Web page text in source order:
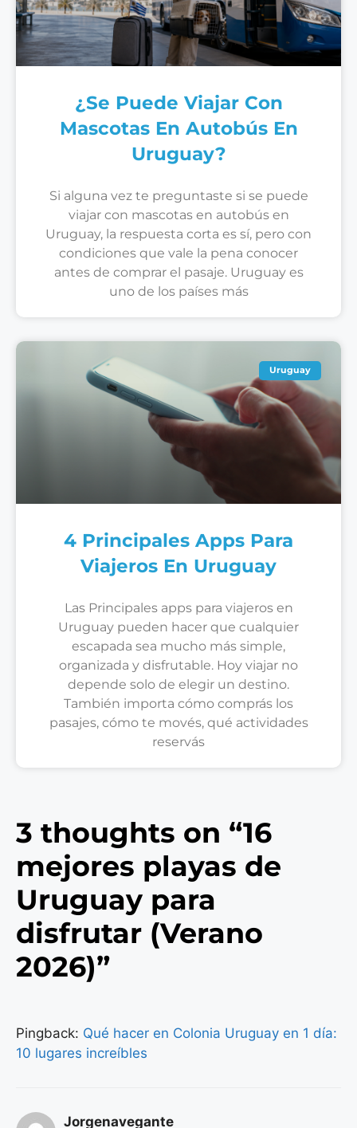
¿Se Puede Viajar Con
Mascotas En Autobús En
Uruguay?
Si alguna vez te preguntaste si se puede
viajar con mascotas en autobús en
Uruguay, la respuesta corta es sí, pero con
condiciones que vale la pena conocer
antes de comprar el pasaje. Uruguay es
uno de los países más
Uruguay
4 Principales Apps Para
Viajeros En Uruguay
Las Principales apps para viajeros en
Uruguay pueden hacer que cualquier
escapada sea mucho más simple,
organizada y disfrutable. Hoy viajar no
depende solo de elegir un destino.
También importa cómo comprás los
pasajes, cómo te movés, qué actividades
reservás
3 thoughts on “16
mejores playas de
Uruguay para
disfrutar (Verano
2026)”
Pingback: Qué hacer en Colonia Uruguay en 1 día:
10 lugares increíbles
Jorgenavegante